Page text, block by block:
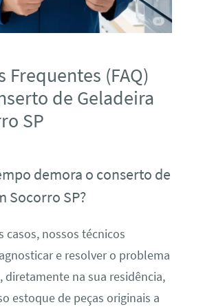
Frequentes (FAQ)
de Geladeira
SP
demora o conserto de
Socorro SP?
casos, nossos técnicos
e resolver o problema
diretamente na sua residência,
estoque de peças originais a